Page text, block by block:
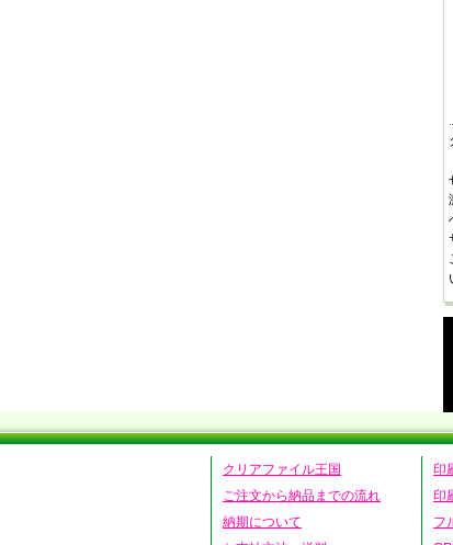
クリアファイル王国
ご注文から納品までの流れ
納期について
印
印
フ